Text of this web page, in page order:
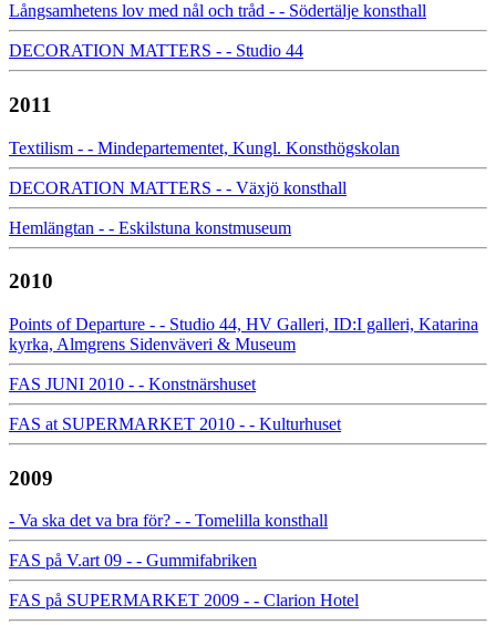
Långsamhetens lov med nål och tråd - - Södertälje konsthall
DECORATION MATTERS - - Studio 44
2011
Textilism - - Mindepartementet, Kungl. Konsthögskolan
DECORATION MATTERS - - Växjö konsthall
Hemlängtan - - Eskilstuna konstmuseum
2010
Points of Departure - - Studio 44, HV Galleri, ID:I galleri, Katarina
kyrka, Almgrens Sidenväveri & Museum
FAS JUNI 2010 - - Konstnärshuset
FAS at SUPERMARKET 2010 - - Kulturhuset
2009
- Va ska det va bra för? - - Tomelilla konsthall
FAS på V.art 09 - - Gummifabriken
FAS på SUPERMARKET 2009 - - Clarion Hotel